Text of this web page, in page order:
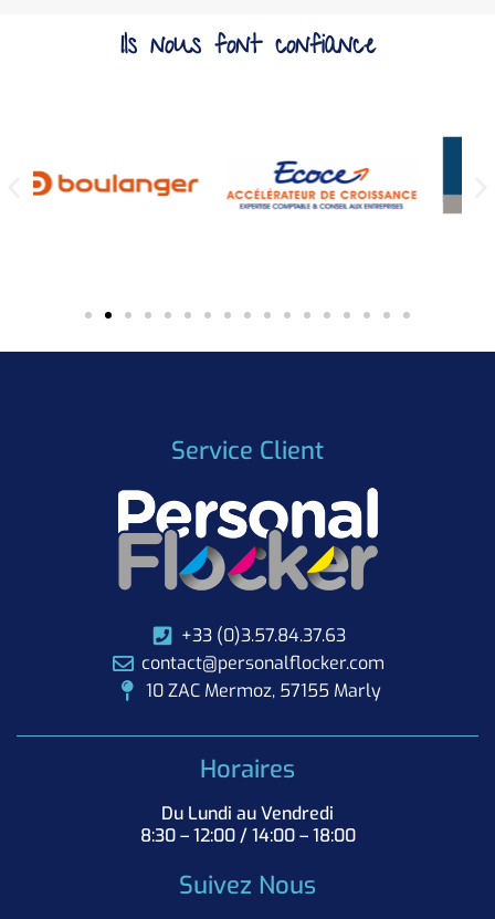
Ils nous font confiance
Service Client
+33 (0)3.57.84.37.63
contact@personalflocker.com
10 ZAC Mermoz, 57155 Marly
Horaires
Du Lundi au Vendredi
8:30 – 12:00 / 14:00 – 18:00
Suivez Nous